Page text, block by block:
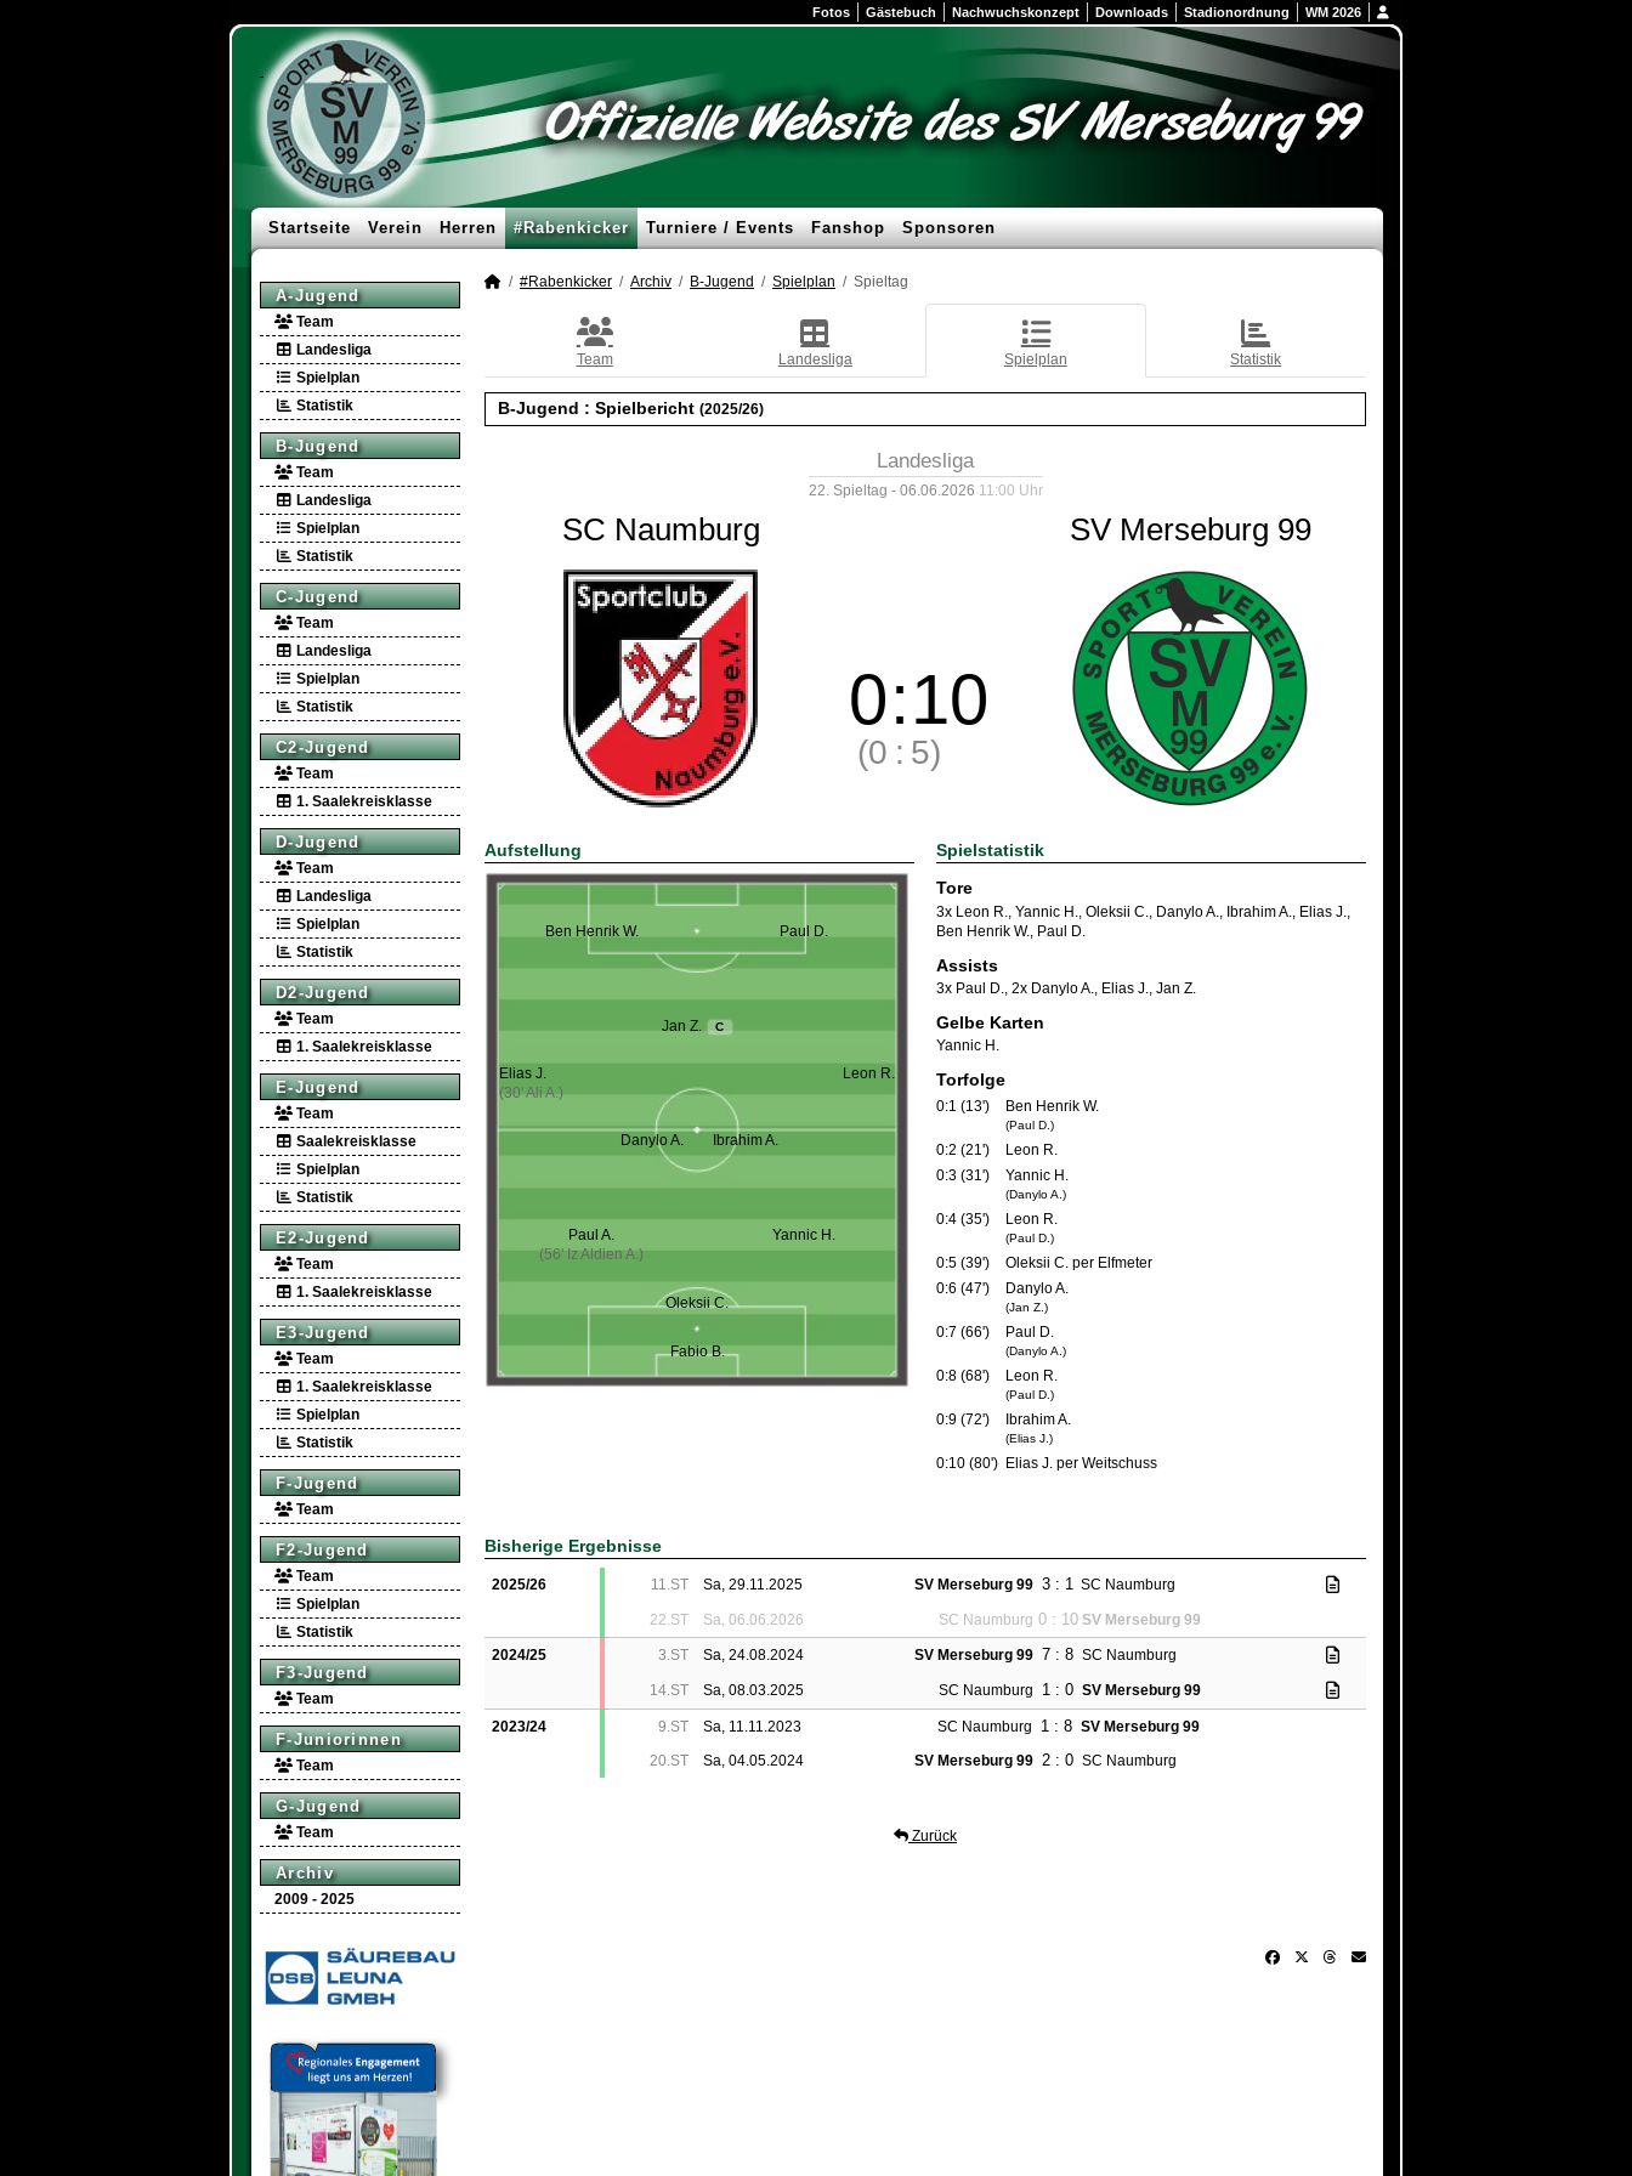
Fotos Gästebuch Nachwuchskonzept Downloads Stadionordnung WM 2026
Startseite Verein Herren #Rabenkicker Turniere / Events Fanshop Sponsoren
A-Jugend
Team
Landesliga
Spielplan
Statistik
B-Jugend
Team
Landesliga
Spielplan
Statistik
C-Jugend
Team
Landesliga
Spielplan
Statistik
C2-Jugend
Team
1. Saalekreisklasse
D-Jugend
Team
Landesliga
Spielplan
Statistik
D2-Jugend
Team
1. Saalekreisklasse
E-Jugend
Team
Saalekreisklasse
Spielplan
Statistik
E2-Jugend
Team
1. Saalekreisklasse
E3-Jugend
Team
1. Saalekreisklasse
Spielplan
Statistik
F-Jugend
Team
F2-Jugend
Team
Spielplan
Statistik
F3-Jugend
Team
F-Juniorinnen
Team
G-Jugend
Team
Archiv
2009 - 2025
#Rabenkicker Archiv B-Jugend Spielplan Spieltag
Team Landesliga Spielplan Statistik
B-Jugend : Spielbericht (2025/26)
Landesliga
22. Spieltag - 06.06.2026 11:00 Uhr
SC Naumburg SV Merseburg 99
0:10
(0 : 5)
Aufstellung
Ben Henrik W. Paul D.
Jan Z. C
Elias J.
(30' Ali A.)
Leon R.
Danylo A. Ibrahim A.
Paul A.
(56' Iz Aldien A.)
Yannic H.
Oleksii C.
Fabio B.
Spielstatistik
Tore
3x Leon R. Yannic H. Oleksii C. Danylo A. Ibrahim A. Elias J.
Ben Henrik W. Paul D.
Assists
3x Paul D., 2x Danylo A., Elias J., Jan Z.
Gelbe Karten
Yannic H.
Torfolge
0:1 (13') Ben Henrik W.
(Paul D.)
0:2 (21')
Leon R.
0:3 (31')
Yannic H.
(Danylo A.)
0:4 (35') Leon R.
(Paul D.)
0:5 (39')
Oleksii C. per Elfmeter
0:6 (47')
Danylo A.
(Jan Z.)
0:7 (66') Paul D.
(Danylo A.)
0:8 (68') Leon R.
(Paul D.)
0:9 (72') Ibrahim A.
(Elias J.)
0:10 (80') Elias J. per Weitschuss
Bisherige Ergebnisse
2025/26 11.ST Sa, 29.11.2025 SV Merseburg 99 3 : 1 SC Naumburg
22.ST Sa, 06.06.2026 SC Naumburg 0 : 10 SV Merseburg 99
2024/25 3.ST Sa, 24.08.2024 SV Merseburg 99 7 : 8 SC Naumburg
14.ST Sa, 08.03.2025 SC Naumburg 1 : 0 SV Merseburg 99
2023/24 9.ST Sa, 11.11.2023 SC Naumburg 1 : 8 SV Merseburg 99
20.ST
Sa, 04.05.2024 SV Merseburg 99 2 : 0 SC Naumburg
Zurück